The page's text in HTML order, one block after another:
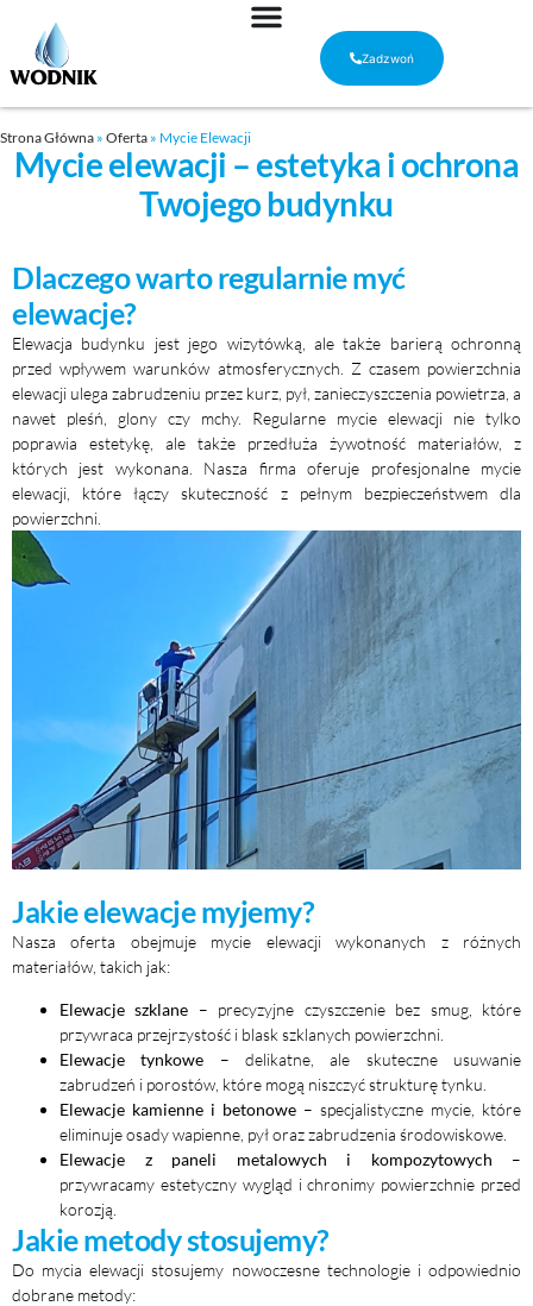
Zadzwoń
Strona Główna » Oferta » Mycie Elewacji
Mycie elewacji – estetyka i ochrona
Twojego budynku
Dlaczego warto regularnie myć
elewacje?
Elewacja budynku jest jego wizytówką, ale także barierą ochronną
przed wpływem warunków atmosferycznych. Z czasem powierzchnia
elewacji ulega zabrudzeniu przez kurz, pył, zanieczyszczenia powietrza, a
nawet pleśń, glony czy mchy. Regularne mycie elewacji nie tylko
poprawia estetykę, ale także przedłuża żywotność materiałów, z
których jest wykonana. Nasza firma oferuje profesjonalne mycie
elewacji, które łączy skuteczność z pełnym bezpieczeństwem dla
powierzchni.
Jakie elewacje myjemy?
Nasza oferta obejmuje mycie elewacji wykonanych z różnych
materiałów, takich jak:
Elewacje szklane – precyzyjne czyszczenie bez smug, które
przywraca przejrzystość i blask szklanych powierzchni.
Elewacje tynkowe – delikatne, ale skuteczne usuwanie
zabrudzeń i porostów, które mogą niszczyć strukturę tynku.
Elewacje kamienne i betonowe – specjalistyczne mycie, które
eliminuje osady wapienne, pył oraz zabrudzenia środowiskowe.
Elewacje z paneli metalowych i kompozytowych –
przywracamy estetyczny wygląd i chronimy powierzchnie przed
korozją.
Jakie metody stosujemy?
Do mycia elewacji stosujemy nowoczesne technologie i odpowiednio
dobrane metody: